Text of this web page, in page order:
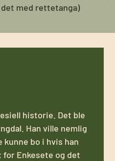
det med rettetanga)
historie. Det ble
Han ville nemlig
kunne bo i hvis han
for Enkesete og det